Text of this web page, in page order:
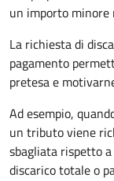
un importo minore
La richiesta di
pagamento
pretesa e
Ad esempio,
un tributo viene
sbagliata rispetto
discarico totale o